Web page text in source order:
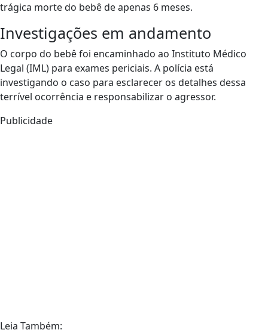
trágica morte do bebê de apenas 6 meses.
Investigações em andamento
O corpo do bebê foi encaminhado ao Instituto Médico
Legal (IML) para exames periciais. A polícia está
investigando o caso para esclarecer os detalhes dessa
terrível ocorrência e responsabilizar o agressor.
Publicidade
Leia Também: